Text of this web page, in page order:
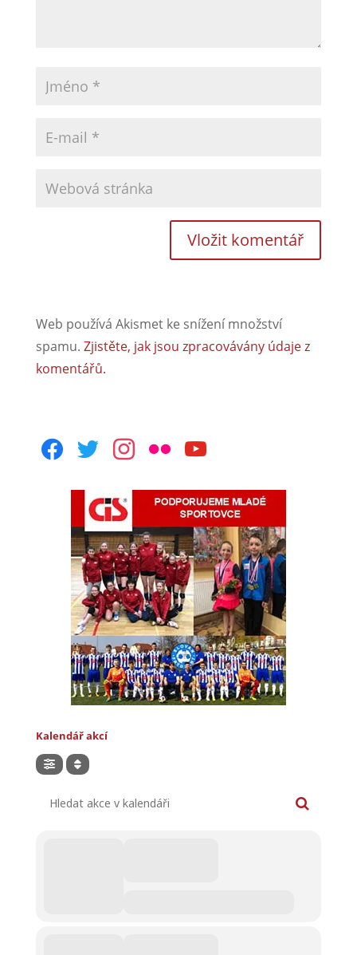
Web používá Akismet ke snížení množství
spamu. Zjistěte, jak jsou zpracovávány údaje z
komentářů.
facebooktwitterinstagram
flickr youtube
Kalendář akcí